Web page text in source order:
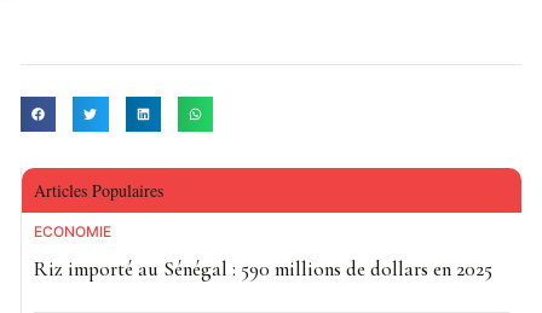
Articles Populaires
ECONOMIE
Riz importé au Sénégal : 590 millions de dollars en 2025